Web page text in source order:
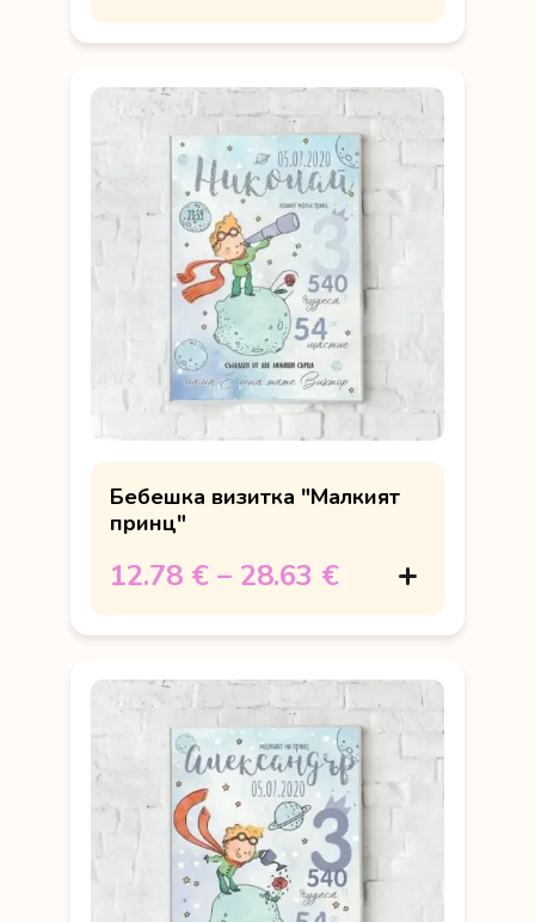
Бебешка визитка "Малкият
принц"
12.78 € – 28.63 €